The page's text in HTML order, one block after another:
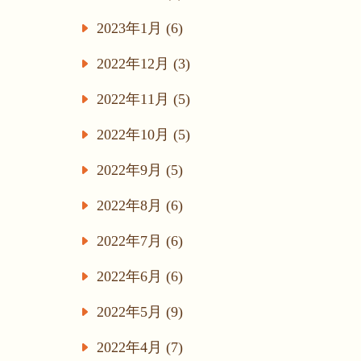
2023年1月 (6)
2022年12月 (3)
2022年11月 (5)
2022年10月 (5)
2022年9月 (5)
2022年8月 (6)
2022年7月 (6)
2022年6月 (6)
2022年5月 (9)
2022年4月 (7)